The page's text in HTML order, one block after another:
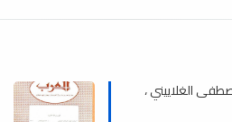
الغلاييني ،